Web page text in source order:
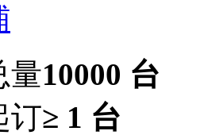
量10000 台
订≥ 1 台